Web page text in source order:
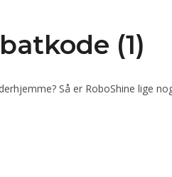
(1)
Så er RoboShine lige